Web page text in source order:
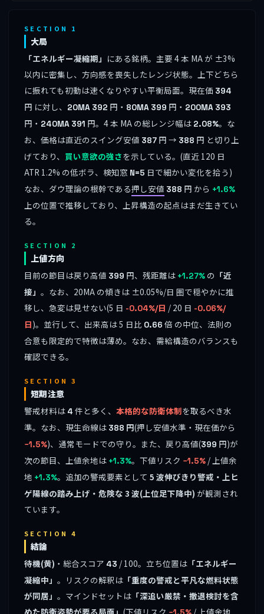
SECTION 1
大局
「エネルギー凝縮期」 にある銘柄。主要 4 本 MA が ±3%
以内に密集し、方向感を喪失したレンジ状態。上下どちら
に振れても初動は速くなりやすい平衡局面。現在価 394
円 に対し、 20MA 392 円・ 80MA 399 円・ 200MA 393
円・ 240MA 391 円。4 本 MA の総レンジ幅は 2.08%。な
お、価格は直近のスイング安値 387 円 → 388 円 と切り上
げており、 買い意欲の強さを示している。(直近 120 日
ATR 1.2% の低ボラ、検知窓 N=5 日で細かい変化を拾う)
なお、ダウ理論の根幹である押し安値 388 円 から +1.6%
上の位置で推移しており、上昇構造の起点はまだ生きてい
る。
SECTION 2
上値方向
目前の節目は戻り高値 399 円、残距離は +1.27% の 「近
接」 。なお、20MA の傾きは ±0.05%/日 圏で穏やかに推
移し、急変は見せない(5 日 -0.04%/日 / 20 日 -0.06%/
日)。並行して、出来高は 5 日比 0.66 倍 の中位、法則の
合意も限定的で特徴は薄め。なお、需給構造のバランスも
確認できる。
SECTION 3
短期注意
警戒材料は 4 件と多く、 本格的な防衛体制を取るべき水
準。なお、現生命線は 388 円(押し安値水準・現在価から
−1.5%)、通常モードでの守り。また、戻り高値(399 円)が
次の節目、上値余地は +1.3%。下値リスク −1.5% / 上値余
地 +1.3%。追加の警戒要素として 5 波伸びきり警戒・上ヒ
ゲ陽線の踏み上げ・危険な 3 波(上位足下降中) が観測され
ています。
SECTION 4
結論
待機(黄) ・総合スコア 43 / 100。立ち位置は 「エネルギー
凝縮中」 。リスクの解釈は 「重度の警戒と平凡な燃料状態
が同居」 。マインドセットは 「深追い厳禁・撤退検討を含
めた防衛姿勢が要る局面」 (下値リスク / 上値余地